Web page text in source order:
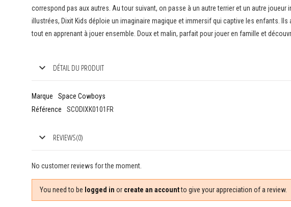
correspond pas aux autres. Au tour suivant, on passe à un autre terrier et un autre
illustrées, Dixit Kids déploie un imaginaire magique et immersif qui captive les enfants.
tout en apprenant à jouer ensemble. Doux et malin, parfait pour jouer en famille et
DÉTAIL DU PRODUIT
Marque
Space Cowboys
Référence
SCODIXK0101FR
REVIEWS(0)
No customer reviews for the moment.
You need to be logged in or create an accountto give your appreciation of a review.